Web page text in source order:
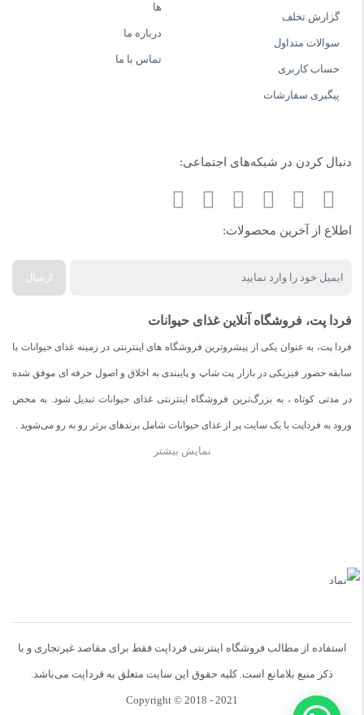
گزارش تخلف
سوالات متداول
حساب کاربری
پیگیری سفارشات
ها
درباره ما
تماس با ما
دنبال کردن در شبکه‌های اجتماعی:
اطلاع از آخرین محصولات:
ارسال
فردا پت، فروشگاه آنلاین غذای حیوانات
فردا پت، به عنوان یکی از پیشروترین فروشگاه های اینترنتی در زمینه غذای حیوانات با
سابقه حضور فیزیکی در بازار پت شاپ و پایبندی به اخلاق و اصول حرفه ای موفق شده
در مدتی کوتاه ، به بزرگ‌ترین فروشگاه اینترنتی غذای حیوانات تبدیل شود. به محض
ورود به فرداپت با یک سایت پر از غذای حیوانات شامل برندهای برتر رو به رو می‌شوید .
در صورت نیافتن غذای مورد دلخواه برای حیواناتتان با ما تماس بگیرید.
نمایش بیشتر
استفاده از مطالب فروشگاه اینترنتی فرداپت فقط برای مقاصد غیرتجاری و با
ذکر منبع بلامانع است. کلیه حقوق این سایت متعلق به فرداپت می‌باشد.
Copyright © 2018 - 2021